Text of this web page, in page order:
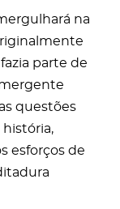
na
parte de
questões
esforços de